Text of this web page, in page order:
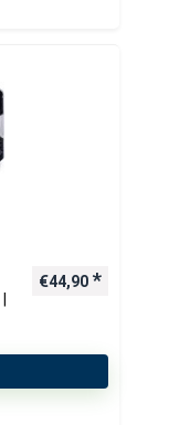
€44,90